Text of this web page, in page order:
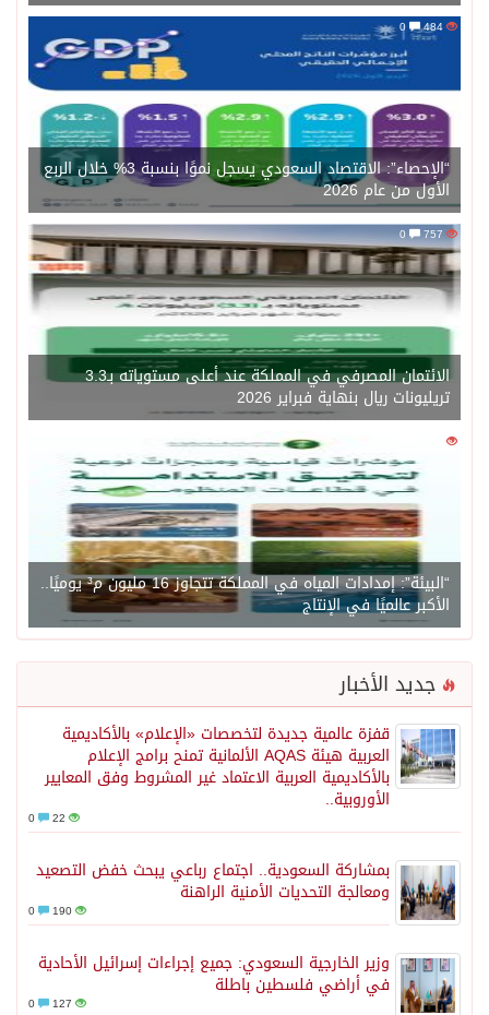
484
“الإحصاء”: الاقتصاد السعودي يسجل نموًا بنسبة 3% خلال الربع
الأول من عام 2026
757
0
الائتمان المصرفي في المملكة عند أعلى مستوياته بـ3.3
تريليونات ريال بنهاية فبراير 2026
1450
“البيئة”: إمدادات المياه في المملكة تتجاوز 16 مليون م³ يوميًا..
الأكبر عالميًا في الإنتاج
جديد الأخبار
قفزة عالمية جديدة لتخصصات «الإعلام» بالأكاديمية
العربية هيئة AQAS الألمانية تمنح برامج الإعلام
بالأكاديمية العربية الاعتماد غير المشروط وفق المعايير
الأوروبية..
22
بمشاركة السعودية.. اجتماع رباعي يبحث خفض التصعيد
ومعالجة التحديات الأمنية الراهنة
190
وزير الخارجية السعودي: جميع إجراءات إسرائيل الأحادية
في أراضي فلسطين باطلة
127